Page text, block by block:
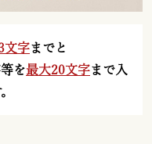
文字までと
を最大20文字まで入